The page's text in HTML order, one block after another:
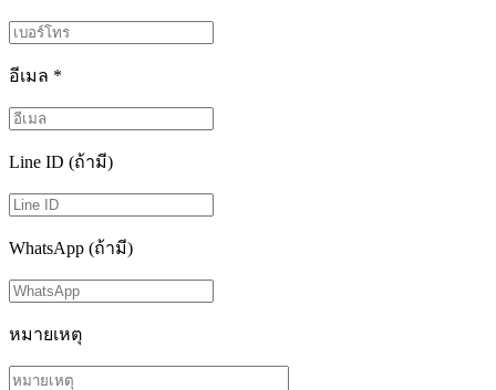
อีเมล *
Line ID (ถ้ามี)
WhatsApp (ถ้ามี)
หมายเหตุ